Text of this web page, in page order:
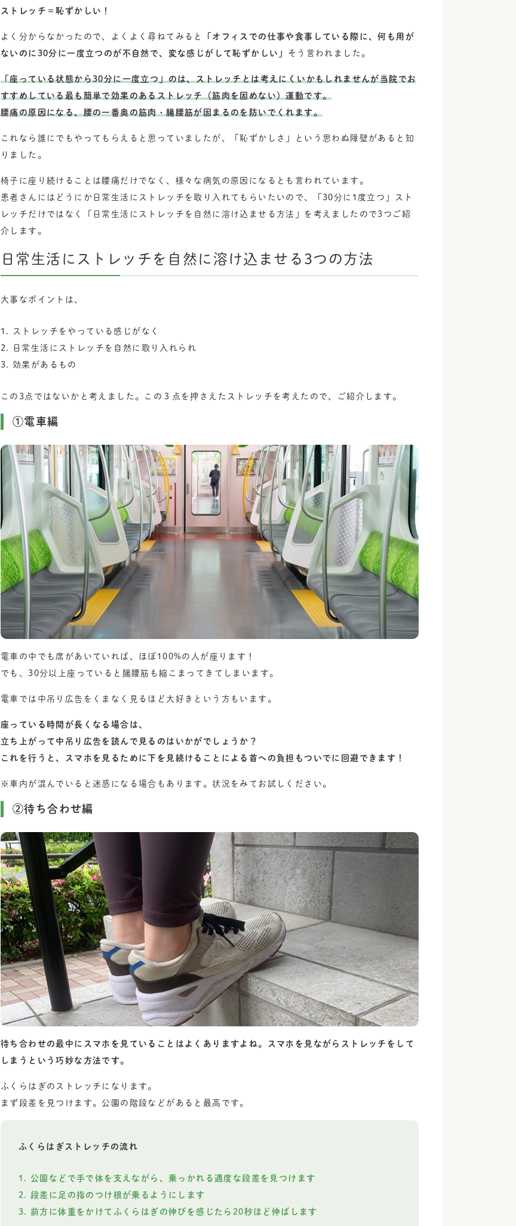
ストレッチ＝恥ずかしい！
よく分からなかったので、よくよく尋ねてみると
「オフィスでの仕事や食事している際に、何も用が
ないのに30分に一度立つのが不自然で、変な感じがして恥ずかしい」 そう言われました。
「座っている状態から30分に一度立つ」のは、ストレッチとは考えにくいかもしれませんが当院でお
すすめしている最も簡単で効果のあるストレッチ（筋肉を固めない）運動です。
腰痛の原因になる、腰の一番奥の筋肉・腸腰筋が固まるのを防いでくれます。
これなら誰にでもやってもらえると思っていましたが、「恥ずかしさ」という思わぬ障壁があると知
りました。
椅子に座り続けることは腰痛だけでなく、様々な病気の原因になるとも言われています。
患者さんにはどうにか日常生活にストレッチを取り入れてもらいたいので、「30分に1度立つ」スト
レッチだけではなく「日常生活にストレッチを自然に溶け込ませる方法」を考えましたので3つご紹
介します。
日常生活にストレッチを自然に溶け込ませる3つの方法
大事なポイントは、
ストレッチをやっている感じがなく
日常生活にストレッチを自然に取り入れられ
効果があるもの
この3点ではないかと考えました。この３点を押さえたストレッチを考えたので、ご紹介します。
①電車編
電車の中でも席があいていれば、ほぼ100%の人が座ります！
でも、30分以上座っていると腸腰筋も縮こまってきてしまいます。
電車では中吊り広告をくまなく見るほど大好きという方もいます。
座っている時間が長くなる場合は、
立ち上がって中吊り広告を読んで見るのはいかがでしょうか？
これを行うと、スマホを見るために下を見続けることによる首への負担もついでに回避できます！
※車内が混んでいると迷惑になる場合もあります。状況をみてお試しください。
②待ち合わせ編
待ち合わせの最中にスマホを見ていることはよくありますよね。スマホを見ながらストレッチをして
しまうという巧妙な方法です。
ふくらはぎのストレッチになります。
まず段差を見つけます。公園の階段などがあると最高です。
ふくらはぎストレッチの流れ
公園などで手で体を支えながら、乗っかれる適度な段差を見つけます
段差に足の指のつけ根が乗るようにします
前方に体重をかけてふくらはぎの伸びを感じたら20秒ほど伸ばします